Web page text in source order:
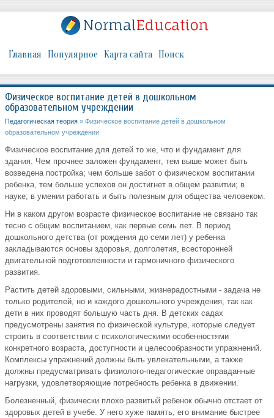
Главная Популярное Карта сайта Поиск
Физическое воспитание детей в дошкольном
образовательном учреждении
Педагогическая теория » Физическое воспитание детей в дошкольном
образовательном учреждении
Физическое воспитание для детей то же, что и фундамент для
здания. Чем прочнее заложен фундамент, тем выше может быть
возведена постройка; чем больше забот о физическом воспитании
ребенка, тем больше успехов он достигнет в общем развитии; в
науке; в умении работать и быть полезным для общества человеком.
Ни в каком другом возрасте физическое воспитание не связано так
тесно с общим воспитанием, как первые семь лет. В период
дошкольного детства (от рождения до семи лет) у ребенка
закладываются основы здоровья, долголетия, всесторонней
двигательной подготовленности и гармоничного физического
развития.
Растить детей здоровыми, сильными, жизнерадостными - задача не
только родителей, но и каждого дошкольного учреждения, так как
дети в них проводят большую часть дня. В детских садах
предусмотрены занятия по физической культуре, которые следует
строить в соответствии с психологическими особенностями
конкретного возраста, доступности и целесообразности упражнений.
Комплексы упражнений должны быть увлекательными, а также
должны предусматривать физиолого-педагогические оправданные
нагрузки, удовлетворяющие потребность ребенка в движении.
Болезненный, физически плохо развитый ребенок обычно отстает от
здоровых детей в учебе. У него хуже память, его внимание быстрее